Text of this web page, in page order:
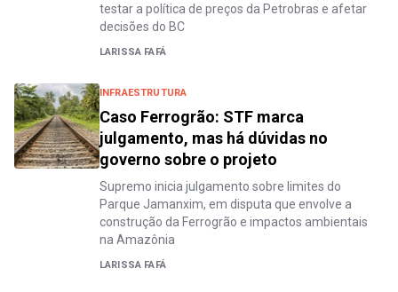
testar a política de preços da Petrobras e afetar
decisões do BC
LARISSA FAFÁ
INFRAESTRUTURA
Caso Ferrogrão: STF marca
julgamento, mas há dúvidas no
governo sobre o projeto
Supremo inicia julgamento sobre limites do
Parque Jamanxim, em disputa que envolve a
construção da Ferrogrão e impactos ambientais
na Amazônia
LARISSA FAFÁ